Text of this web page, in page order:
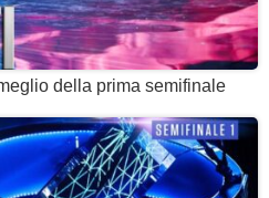
della prima semifinale